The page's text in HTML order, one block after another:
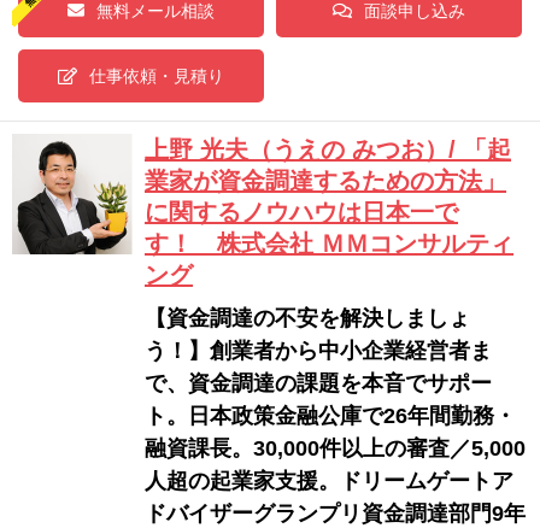
無料メール相談 面談申し込み
仕事依頼・見積り
上野 光夫（うえの みつお）/ 「起
業家が資金調達するための方法」
に関するノウハウは日本一で
す！ 株式会社 ＭＭコンサルティ
ング
【資金調達の不安を解決しましょ
う！】創業者から中小企業経営者ま
で、資金調達の課題を本音でサポー
ト。日本政策金融公庫で26年間勤務・
融資課長。30,000件以上の審査／5,000
人超の起業家支援。ドリームゲートア
ドバイザーグランプリ資金調達部門9年